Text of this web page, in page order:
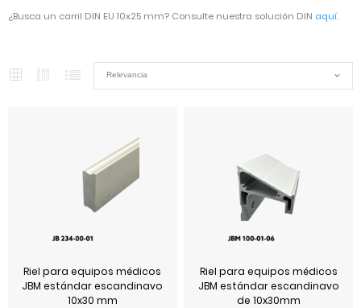
¿Busca un carril DIN EU 10x25 mm? Consulte nuestra solución DIN aquí.
Riel para equipos médicos
JBM estándar escandinavo
10x30 mm
Riel para equipos médicos
JBM estándar escandinavo
de 10x30mm